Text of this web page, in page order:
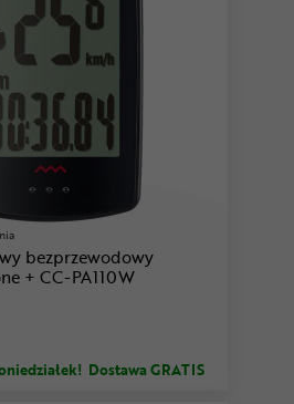
bezprzewodowy
+ CC-PA110W
Dostawa GRATIS